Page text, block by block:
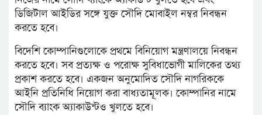
ডিজিটাল আইডির সঙ্গে যুক্ত সৌদি মোবাইল নম্বর নিবন্ধন
করতে হবে।
বিদেশি কোম্পানিগুলোকে প্রথমে বিনিয়োগ মন্ত্রণালয়ে নিবন্ধন
করতে হবে। সব প্রত্যক্ষ ও পরোক্ষ সুবিধাভোগী মালিকের তথ্য
প্রকাশ করতে হবে। একজন অনুমোদিত সৌদি নাগরিককে
আইনি প্রতিনিধি নিয়োগ করা বাধ্যতামূলক। কোম্পানির নামে
সৌদি ব্যাংক অ্যাকাউন্টও খুলতে হবে।